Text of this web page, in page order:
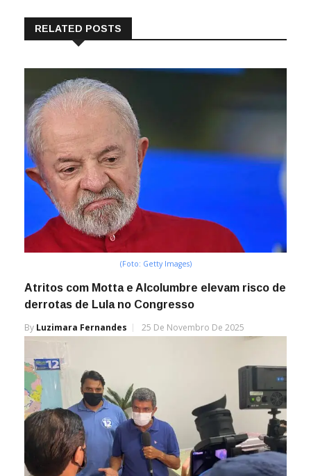
RELATED POSTS
(Foto: Getty Images)
Atritos com Motta e Alcolumbre elevam risco de
derrotas de Lula no Congresso
By Luzimara Fernandes 25 De Novembro De 2025